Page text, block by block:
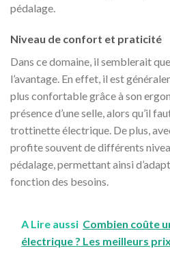
pédalage.
Niveau de confort et praticité
Dans ce domaine, il semblerait
l’avantage. En effet, il est
plus confortable grâce à son
présence d’une selle, alors qu’il
trottinette électrique. De plus,
profite souvent de différents
pédalage, permettant ainsi
fonction des besoins.
A Lire aussi Combien coûte
électrique ? Les meilleurs